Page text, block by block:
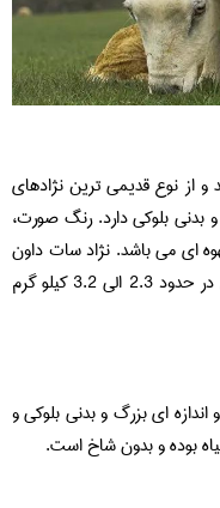
از نوع قدیمی ترین نژادهای
بلوکی دارد. رنگ صورت،
ای می باشد. نژاد سات داون
بلوغ زودرس دارد و بدون شاخ است. پشم آن در حدود 2.3 الی 3.2 کیلو گرم
ای بزرگ و بدنی بلوکی و
بوده و بدون شاخ است.